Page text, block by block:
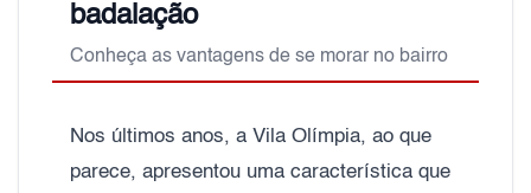
badalação
Conheça as vantagens de se morar no bairro
Nos últimos anos, a Vila Olímpia, ao que
parece, apresentou uma característica que